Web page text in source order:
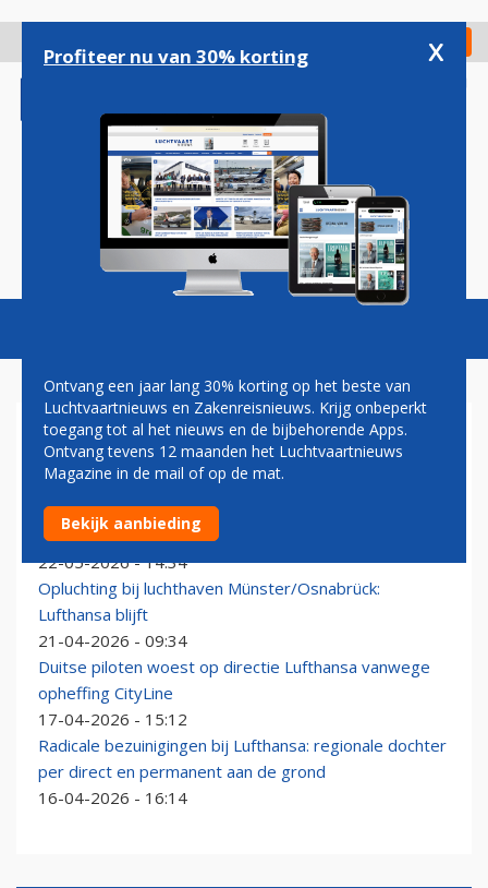
gaan
Check in
Magazine Podcasts Vacatures
CITYLINE
Lufthansa parkeert vliegtuigen opgeheven CityLine
ook vlak over de grens
22-05-2026 - 14:34
Opluchting bij luchthaven Münster/Osnabrück:
Lufthansa blijft
21-04-2026 - 09:34
Duitse piloten woest op directie Lufthansa vanwege
opheffing CityLine
17-04-2026 - 15:12
Radicale bezuinigingen bij Lufthansa: regionale dochter
per direct en permanent aan de grond
16-04-2026 - 16:14
Profiteer nu van 30% korting x
Ontvang een jaar lang 30% korting op het beste van
Luchtvaartnieuws en Zakenreisnieuws. Krijg onbeperkt
toegang tot al het nieuws en de bijbehorende Apps.
Ontvang tevens 12 maanden het Luchtvaartnieuws
Magazine in de mail of op de mat.
Bekijk aanbieding